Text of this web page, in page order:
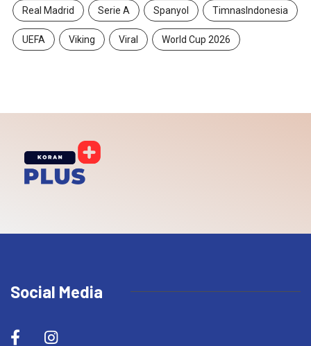
Real Madrid Serie A Spanyol TimnasIndonesia
UEFA Viking Viral World Cup 2026
Social Media